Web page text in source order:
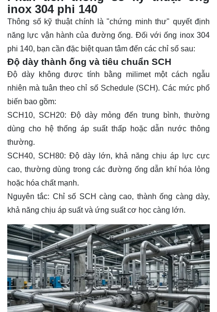
inox 304 phi 140
Thông số kỹ thuật chính là "chứng minh thư" quyết định
năng lực vận hành của đường ống. Đối vớiống inox304
phi 140, bạn cần đặc biệt quan tâm đến các chỉ số sau:
Độ dày thành ống và tiêu chuẩn SCH
Độ dày không được tính bằng milimet một cách ngẫu
nhiên mà tuân theo chỉ số Schedule (SCH). Các mức phổ
biến bao gồm:
SCH10, SCH20: Độ dày mỏng đến trung bình, thường
dùng cho hệ thống áp suất thấp hoặc dẫn nước thông
thường.
SCH40, SCH80: Độ dày lớn, khả năng chịu áp lực cực
cao, thường dùng trong các đường ống dẫn khí hóa lỏng
hoặc hóa chất mạnh.
Nguyên tắc: Chỉ số SCH càng cao, thành ống càng dày,
khả năng chịu áp suất và ứng suất cơ học càng lớn.